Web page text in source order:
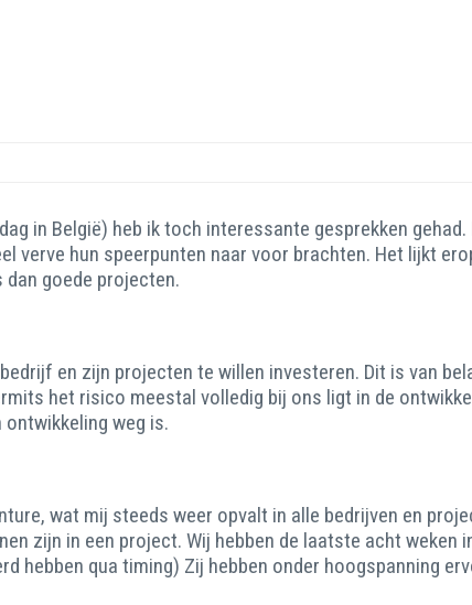
in België) heb ik toch interessante gesprekken
verve hun speerpunten naar voor brachten. Het lijkt
goede projecten.
en zijn projecten te willen investeren. Dit is van
het risico meestal volledig bij ons ligt in de
weg is.
wat mij steeds weer opvalt in alle bedrijven en
zijn in een project. Wij hebben de laatste acht
hebben qua timing) Zij hebben onder hoogspanning